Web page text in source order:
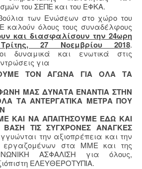
του ΣΕΠΕ και του ΕΦΚΑ.
των Ενώσεων στο χώρο του
καλούν όλους τους συναδέλφους
και διασφαλίσουν την 24ωρη
27 Νοεμβρίου 2018.
δυναμικά και ενωτικά στις
για
ΤΟΝ ΑΓΩΝΑ ΓΙΑ ΟΛΑ ΤΑ
ΜΑΣ ΔΥΝΑΤΑ ΕΝΑΝΤΙΑ ΣΤΗΝ
ΤΑ ΑΝΤΕΡΓΑΤΙΚΑ ΜΕΤΡΑ ΠΟΥ
ΚΑΙ ΝΑ ΑΠΑΙΤΗΣΟΥΜΕ ΕΔΩ ΚΑΙ
ΤΙΣ ΣΥΓΧΡΟΝΕΣ ΑΝΑΓΚΕΣ
την αξιοπρέπεια και την
εργαζομένων στα ΜΜΕ και της
ΑΣΦΑΛΙΣΗ για όλους,
ΕΛΕΥΘΕΡΟΤΥΠΙΑ.